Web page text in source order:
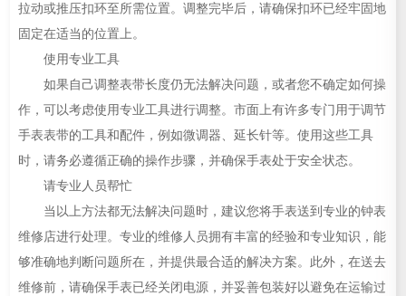
拉动或推压扣环至所需位置。调整完毕后，请确保扣环已经牢固地
固定在适当的位置上。
使用专业工具
如果自己调整表带长度仍无法解决问题，或者您不确定如何操
作，可以考虑使用专业工具进行调整。市面上有许多专门用于调节
手表表带的工具和配件，例如微调器、延长针等。使用这些工具
时，请务必遵循正确的操作步骤，并确保手表处于安全状态。
请专业人员帮忙
当以上方法都无法解决问题时，建议您将手表送到专业的钟表
维修店进行处理。专业的维修人员拥有丰富的经验和专业知识，能
够准确地判断问题所在，并提供最合适的解决方案。此外，在送去
维修前，请确保手表已经关闭电源，并妥善包装好以避免在运输过